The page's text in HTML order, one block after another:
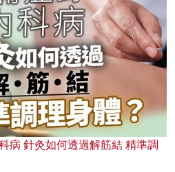
病 針灸如何透過解筋結 精準調